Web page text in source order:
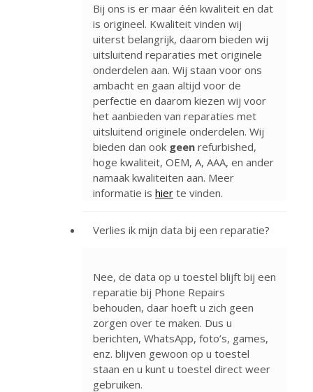
Bij ons is er maar één kwaliteit en dat
is origineel. Kwaliteit vinden wij
uiterst belangrijk, daarom bieden wij
uitsluitend reparaties met originele
onderdelen aan. Wij staan voor ons
ambacht en gaan altijd voor de
perfectie en daarom kiezen wij voor
het aanbieden van reparaties met
uitsluitend originele onderdelen. Wij
bieden dan ook geen refurbished,
hoge kwaliteit, OEM, A, AAA, en ander
namaak kwaliteiten aan. Meer
informatie is hier te vinden.
Verlies ik mijn data bij een reparatie?
Nee, de data op u toestel blijft bij een
reparatie bij Phone Repairs
behouden, daar hoeft u zich geen
zorgen over te maken. Dus u
berichten, WhatsApp, foto’s, games,
enz. blijven gewoon op u toestel
staan en u kunt u toestel direct weer
gebruiken.